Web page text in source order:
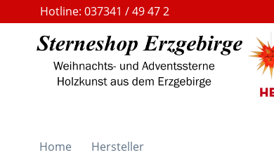
Hotline: 037341 / 49 47 2
Home
Hersteller